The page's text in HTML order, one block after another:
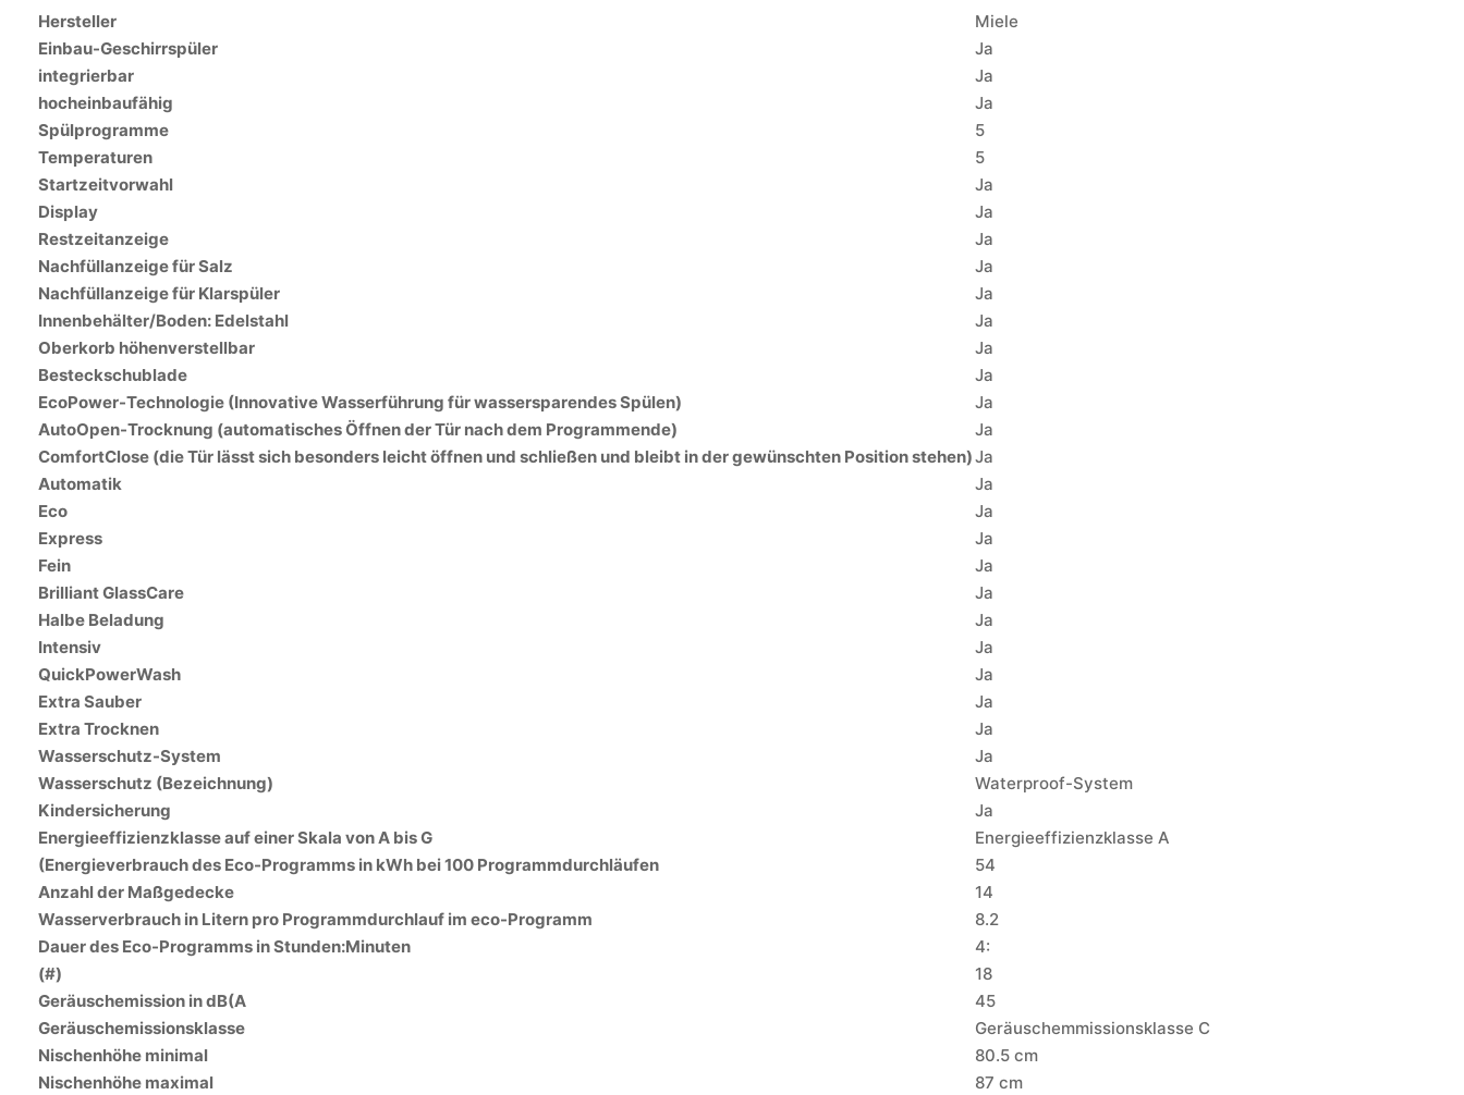
Hersteller
Miele
Einbau-Geschirrspüler
Ja
integrierbar
Ja
hocheinbaufähig
Ja
Spülprogramme
5
Temperaturen
5
Startzeitvorwahl
Ja
Display
Ja
Restzeitanzeige
Ja
Nachfüllanzeige für Salz
Ja
Nachfüllanzeige für Klarspüler
Ja
Innenbehälter/Boden: Edelstahl
Ja
Oberkorb höhenverstellbar
Ja
Besteckschublade
Ja
EcoPower-Technologie (Innovative Wasserführung für wassersparendes Spülen)
Ja
AutoOpen-Trocknung (automatisches Öffnen der Tür nach dem Programmende)
Ja
ComfortClose (die Tür lässt sich besonders leicht öffnen und schließen und bleibt in der gewünschten Position stehen)Ja
Automatik
Ja
Eco
Ja
Express
Ja
Fein
Ja
Brilliant GlassCare
Ja
Halbe Beladung
Ja
Intensiv
Ja
QuickPowerWash
Ja
Extra Sauber
Ja
Extra Trocknen
Ja
Wasserschutz-System
Ja
Wasserschutz (Bezeichnung)
Waterproof-System
Kindersicherung
Ja
Energieeffizienzklasse auf einer Skala von A bis G
Energieeffizienzklasse A
(Energieverbrauch des Eco-Programms in kWh bei 100 Programmdurchläufen
54
Anzahl der Maßgedecke
14
Wasserverbrauch in Litern pro Programmdurchlauf im eco-Programm
8.2
Dauer des Eco-Programms in Stunden:Minuten
4:
(#)
18
Geräuschemission in dB(A
45
Geräuschemissionsklasse
Geräuschemmissionsklasse C
Nischenhöhe minimal
80.5 cm
Nischenhöhe maximal
87 cm